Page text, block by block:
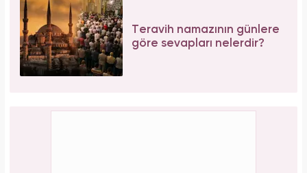
Teravih namazının günlere
göre sevapları nelerdir?